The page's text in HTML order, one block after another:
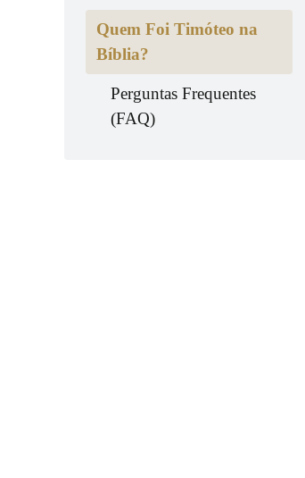
Quem Foi Timóteo na
Bíblia?
Perguntas Frequentes
(FAQ)